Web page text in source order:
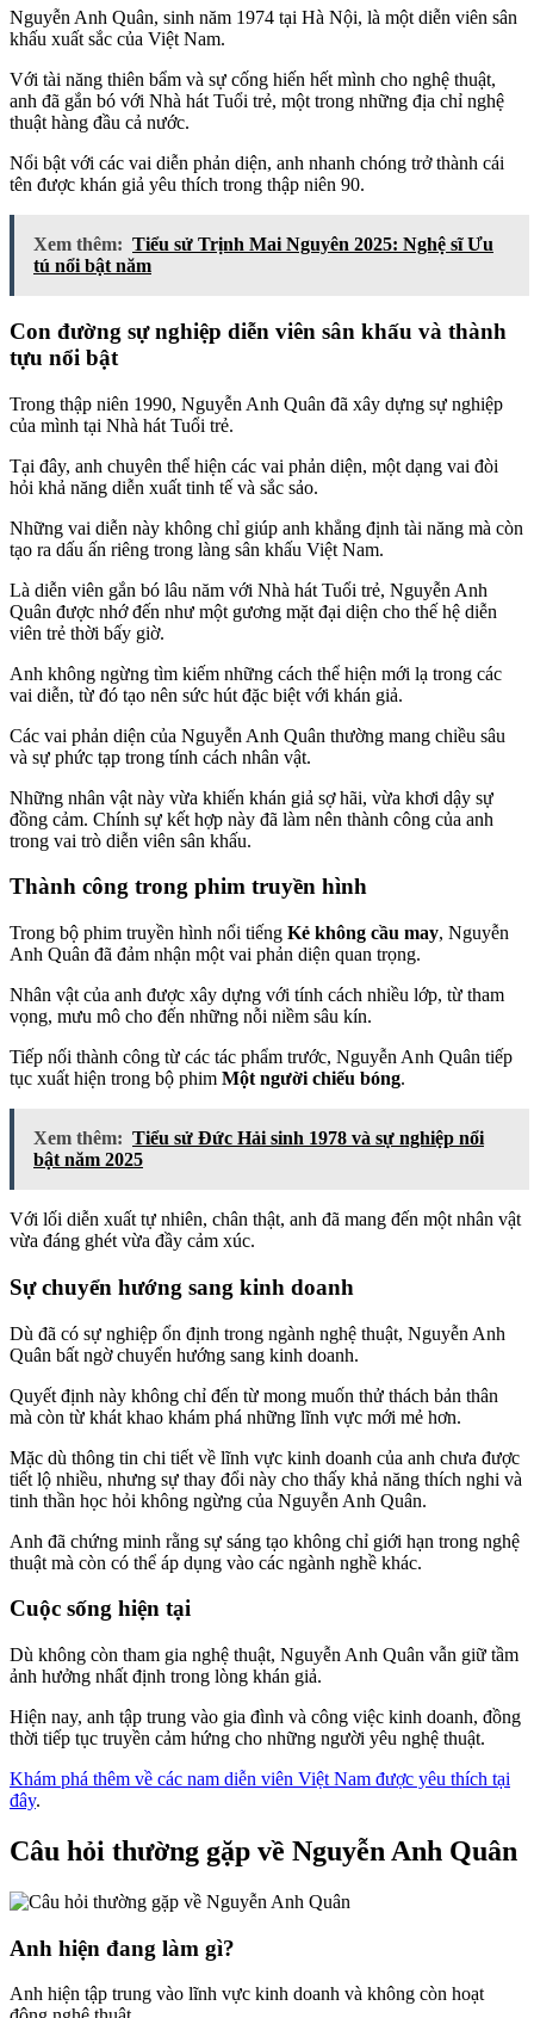
Nguyễn Anh Quân, sinh năm 1974 tại Hà Nội, là một diễn viên sân
khấu xuất sắc của Việt Nam.
Với tài năng thiên bẩm và sự cống hiến hết mình cho nghệ thuật,
anh đã gắn bó với Nhà hát Tuổi trẻ, một trong những địa chỉ nghệ
thuật hàng đầu cả nước.
Nổi bật với các vai diễn phản diện, anh nhanh chóng trở thành cái
tên được khán giả yêu thích trong thập niên 90.
Xem thêm: Tiểu sử Trịnh Mai Nguyên 2025: Nghệ sĩ Ưu
tú nổi bật năm
Con đường sự nghiệp diễn viên sân khấu và thành
tựu nổi bật
Trong thập niên 1990, Nguyễn Anh Quân đã xây dựng sự nghiệp
của mình tại Nhà hát Tuổi trẻ.
Tại đây, anh chuyên thể hiện các vai phản diện, một dạng vai đòi
hỏi khả năng diễn xuất tinh tế và sắc sảo.
Những vai diễn này không chỉ giúp anh khẳng định tài năng mà còn
tạo ra dấu ấn riêng trong làng sân khấu Việt Nam.
Là diễn viên gắn bó lâu năm với Nhà hát Tuổi trẻ, Nguyễn Anh
Quân được nhớ đến như một gương mặt đại diện cho thế hệ diễn
viên trẻ thời bấy giờ.
Anh không ngừng tìm kiếm những cách thể hiện mới lạ trong các
vai diễn, từ đó tạo nên sức hút đặc biệt với khán giả.
Các vai phản diện của Nguyễn Anh Quân thường mang chiều sâu
và sự phức tạp trong tính cách nhân vật.
Những nhân vật này vừa khiến khán giả sợ hãi, vừa khơi dậy sự
đồng cảm. Chính sự kết hợp này đã làm nên thành công của anh
trong vai trò diễn viên sân khấu.
Thành công trong phim truyền hình
Trong bộ phim truyền hình nổi tiếng Kẻ không cầu may, Nguyễn
Anh Quân đã đảm nhận một vai phản diện quan trọng.
Nhân vật của anh được xây dựng với tính cách nhiều lớp, từ tham
vọng, mưu mô cho đến những nỗi niềm sâu kín.
Tiếp nối thành công từ các tác phẩm trước, Nguyễn Anh Quân tiếp
tục xuất hiện trong bộ phim Một người chiếu bóng.
Xem thêm: Tiểu sử Đức Hải sinh 1978 và sự nghiệp nổi
bật năm 2025
Với lối diễn xuất tự nhiên, chân thật, anh đã mang đến một nhân vật
vừa đáng ghét vừa đầy cảm xúc.
Sự chuyển hướng sang kinh doanh
Dù đã có sự nghiệp ổn định trong ngành nghệ thuật, Nguyễn Anh
Quân bất ngờ chuyển hướng sang kinh doanh.
Quyết định này không chỉ đến từ mong muốn thử thách bản thân
mà còn từ khát khao khám phá những lĩnh vực mới mẻ hơn.
Mặc dù thông tin chi tiết về lĩnh vực kinh doanh của anh chưa được
tiết lộ nhiều, nhưng sự thay đổi này cho thấy khả năng thích nghi và
tinh thần học hỏi không ngừng của Nguyễn Anh Quân.
Anh đã chứng minh rằng sự sáng tạo không chỉ giới hạn trong nghệ
thuật mà còn có thể áp dụng vào các ngành nghề khác.
Cuộc sống hiện tại
Dù không còn tham gia nghệ thuật, Nguyễn Anh Quân vẫn giữ tầm
ảnh hưởng nhất định trong lòng khán giả.
Hiện nay, anh tập trung vào gia đình và công việc kinh doanh, đồng
thời tiếp tục truyền cảm hứng cho những người yêu nghệ thuật.
Khám phá thêm về các nam diễn viên Việt Nam được yêu thích tại
đây.
Câu hỏi thường gặp về Nguyễn Anh Quân
Anh hiện đang làm gì?
Anh hiện tập trung vào lĩnh vực kinh doanh và không còn hoạt